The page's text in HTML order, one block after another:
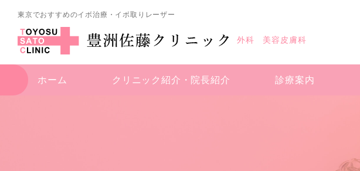
東京でおすすめのイボ治療・イボ取りレーザー
外科 美容皮膚科
ホーム クリニック紹介・ 院長紹介 診療案内